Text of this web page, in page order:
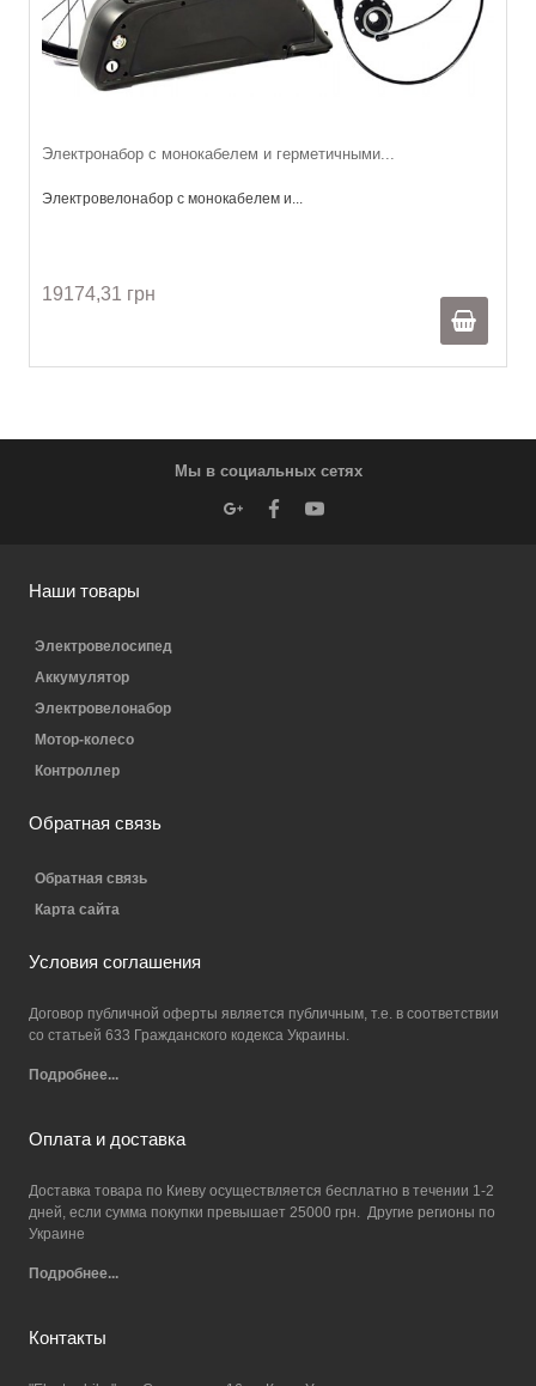
Электронабор с монокабелем и герметичными...
Электровелонабор с монокабелем и...
19174,31 грн
Мы в социальных сетях
Наши товары
Электровелосипед
Аккумулятор
Электровелонабор
Мотор-колесо
Контроллер
Обратная связь
Обратная связь
Карта сайта
Условия соглашения
Договор публичной оферты является публичным, т.е. в соответствии
со статьей 633 Гражданского кодекса Украины.
Подробнее...
Оплата и доставка
Доставка товара по Киеву осуществляется бесплатно в течении 1-2
дней, если сумма покупки превышает 25000 грн. Другие регионы по
Украине
Подробнее...
Контакты